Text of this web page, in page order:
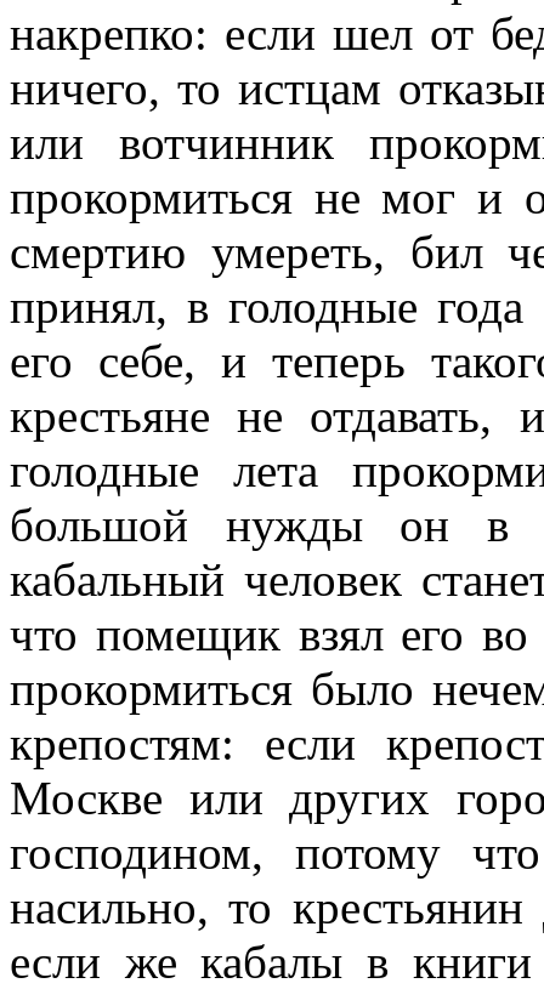
накрепко: если шел от
ничего, то истцам
или вотчинник
прокормиться не мог и
смертию умереть, бил
принял, в голодные
его себе, и теперь
крестьяне не
голодные лета
большой нужды он в
кабальный человек
что помещик взял его
прокормиться было
крепостям: если
Москве или других
господином, потому
насильно, то
если же кабалы в